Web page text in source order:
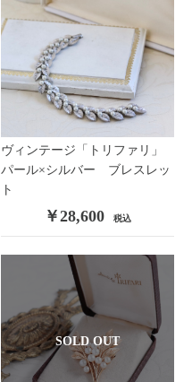
ヴィンテージ「トリファリ」
パール×シルバー ブレスレッ
ト
￥28,600 税込
SOLD OUT